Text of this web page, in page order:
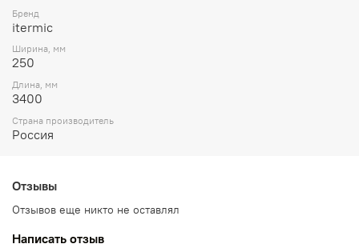
Бренд
itermic
Ширина, мм
250
Длина, мм
3400
Страна производитель
Россия
Отзывы
Отзывов еще никто не оставлял
Написать отзыв